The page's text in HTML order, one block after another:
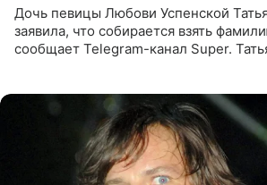
Дочь певицы Любови Успенской
заявила, что собирается взять
сообщает Telegram-канал Super.